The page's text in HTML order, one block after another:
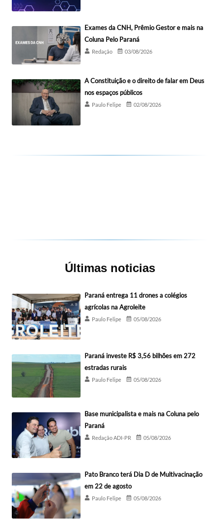
Exames da CNH, Prêmio Gestor e mais na
Coluna Pelo Paraná
Redação 03/08/2026
A Constituição e o direito de falar em Deus
nos espaços públicos
Paulo Felipe 02/08/2026
Últimas noticias
Paraná entrega 11 drones a colégios
agrícolas na Agroleite
Paulo Felipe 05/08/2026
Paraná investe R$ 3,56 bilhões em 272
estradas rurais
Paulo Felipe 05/08/2026
Base municipalista e mais na Coluna pelo
Paraná
Redação ADI-PR 05/08/2026
Pato Branco terá Dia D de Multivacinação
em 22 de agosto
Paulo Felipe 05/08/2026